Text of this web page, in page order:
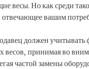
весы. Но как среди
отвечающее вашим
должен учитывать
весов, принимая во
частой замены